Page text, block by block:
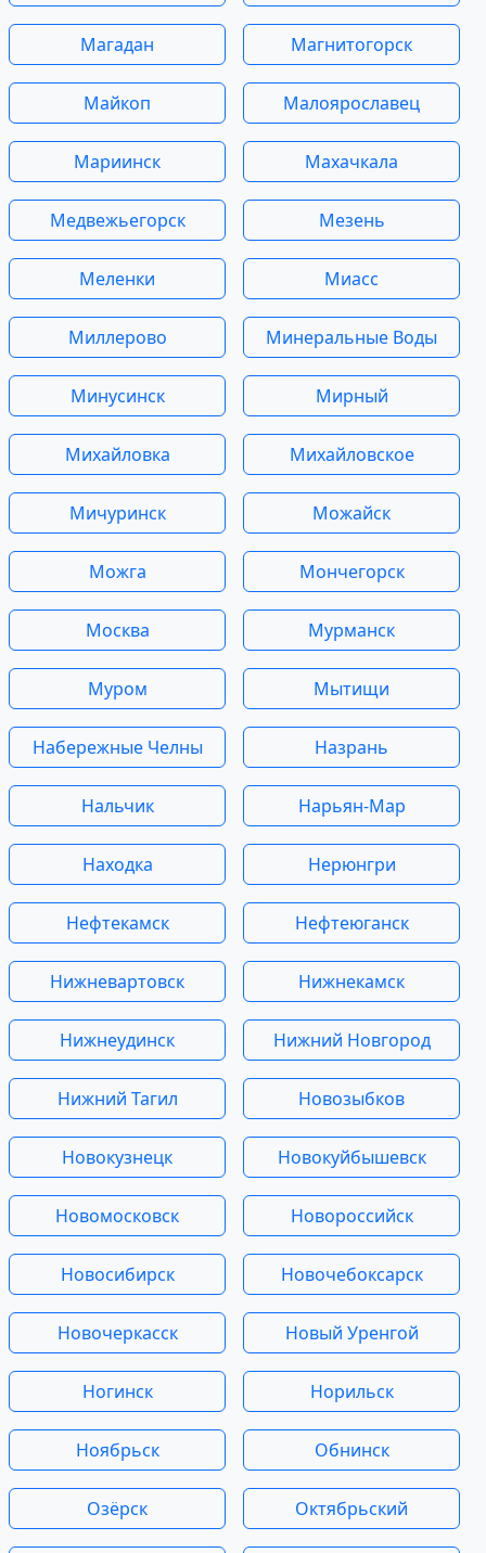
Магадан Магнитогорск
Майкоп Малоярославец
Мариинск Махачкала
Медвежьегорск Мезень
Меленки Миасс
Миллерово Минеральные Воды
Минусинск Мирный
Михайловка Михайловское
Мичуринск Можайск
Можга Мончегорск
Москва Мурманск
Муром Мытищи
Набережные Челны Назрань
Нальчик Нарьян-Мар
Находка Нерюнгри
Нефтекамск Нефтеюганск
Нижневартовск Нижнекамск
Нижнеудинск Нижний Новгород
Нижний Тагил Новозыбков
Новокузнецк Новокуйбышевск
Новомосковск Новороссийск
Новосибирск Новочебоксарск
Новочеркасск Новый Уренгой
Ногинск Норильск
Ноябрьск Обнинск
Озёрск Октябрьский